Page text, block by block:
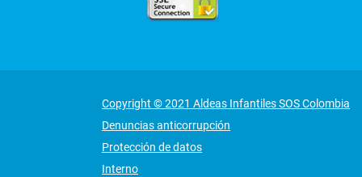
Copyright © 2021 Aldeas Infantiles SOS Colombia
Denuncias anticorrupción
Protección de datos
Interno